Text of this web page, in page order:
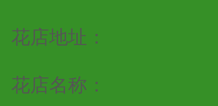
花店地址：
花店名称：